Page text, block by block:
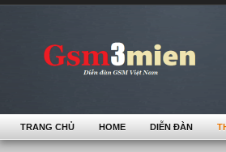
TRANG CHỦ HOME DIỄN ĐÀN